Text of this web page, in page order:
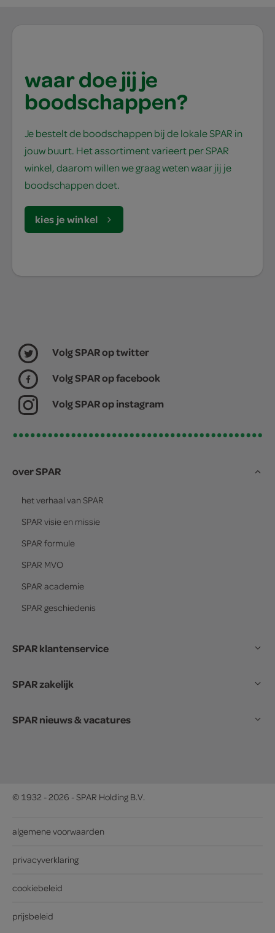
waar doe jij je
boodschappen?
Je bestelt de boodschappen bij de lokale SPAR in
jouw buurt. Het assortiment varieert per SPAR
winkel, daarom willen we graag weten waar jij je
boodschappen doet.
kies je winkel
Volg SPAR op twitter
Volg SPAR op facebook
Volg SPAR op instagram
over SPAR
het verhaal van SPAR
SPAR visie en missie
SPAR formule
SPAR MVO
SPAR academie
SPAR geschiedenis
SPAR klantenservice
SPAR zakelijk
SPAR nieuws & vacatures
© 1932 - 2026 - SPAR Holding B.V.
algemene voorwaarden
privacyverklaring
cookiebeleid
prijsbeleid